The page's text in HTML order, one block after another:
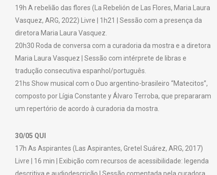
19h A rebelião das flores (La Rebelión de Las Flores, Maria Laura
Vasquez, ARG, 2022) Livre | 1h21 | Sessão com a presença da
diretora Maria Laura Vasquez.
20h30 Roda de conversa com a curadoria da mostra e a diretora
Maria Laura Vasquez | Sessão com intérprete de libras e
tradução consecutiva espanhol/português.
21hs Show musical com o Duo argentino-brasileiro “Matecitos”,
composto por Lígia Constante y Álvaro Terroba, que prepararam
um repertório de acordo à curadoria da mostra.
30/05 QUI
17h As Aspirantes (Las Aspirantes, Gretel Suárez, ARG, 2017)
Livre | 16 min | Exibição com recursos de acessibilidade: legenda